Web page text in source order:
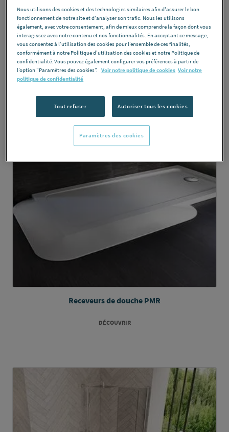
Vidage salles de bains et WC PMR
DÉCOUVRIR
Receveurs de douche PMR
DÉCOUVRIR
Nous utilisons des cookies et des technologies similaires afin d'assurer le bon
fonctionnement de notre site et d'analyser son trafic. Nous les utilisons
également, avec votre consentement, afin de mieux comprendre la façon dont vous
interagissez avec notre contenu et nos fonctionnalités. En acceptant ce message,
vous consentez à l’utilisation des cookies pour l’ensemble de ces finalités,
conformément à notre Politique d'utilisation des cookies et notre Politique de
confidentialité. Vous pouvez également configurer vos préférences à partir de
l’option "Paramètres des cookies”.
Voir notre politique de cookies Voir notre
politique de confidentialité
Tout refuser Autoriser tous les cookies
Paramètres des cookies